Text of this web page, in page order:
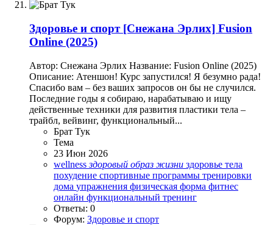
Здоровье и спорт [Снежана Эрлих] Fusion
Online (2025)
Автор: Снежана Эрлих Название: Fusion Online (2025)
Описание: Атеншон! Курс запустился! Я безумно рада!
Спасибо вам – без ваших запросов он бы не случился.
Последние годы я собираю, нарабатываю и ищу
действенные техники для развития пластики тела –
трайбл, вейвинг, функциональный...
Брат Тук
Тема
23 Июн 2026
wellnessздоровый образ жизни здоровье тела
похудение спортивные программы тренировки
дома упражнения физическая форма фитнес
онлайн функциональный тренинг
Ответы: 0
Форум: Здоровье и спорт